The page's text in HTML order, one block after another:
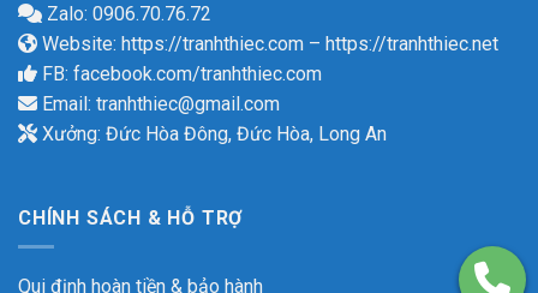
Zalo: 0906.70.76.72
Website: https://tranhthiec.com – https://tranhthiec.net
FB: facebook.com/tranhthiec.com
Email: tranhthiec@gmail.com
Xưởng: Đức Hòa Đông, Đức Hòa, Long An
CHÍNH SÁCH & HỖ TRỢ
Qui định hoàn tiền & bảo hành